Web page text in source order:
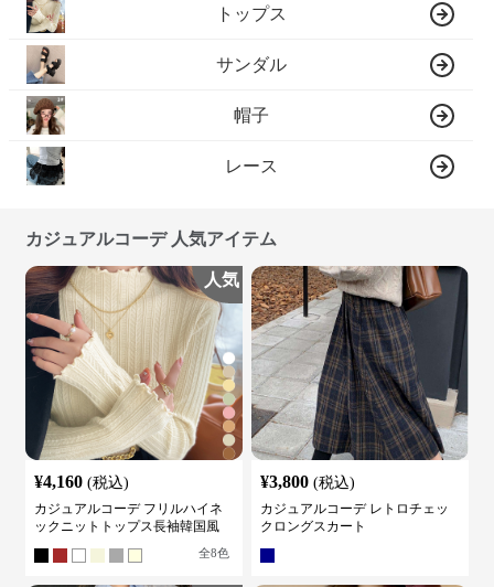
トップス
サンダル
帽子
レース
カジュアルコーデ 人気アイテム
人気
¥4,160 (税込)
カジュアルコーデ フリルハイネ
ックニットトップス長袖韓国風
全8色
¥3,800 (税込)
カジュアルコーデ レトロチェッ
クロングスカート